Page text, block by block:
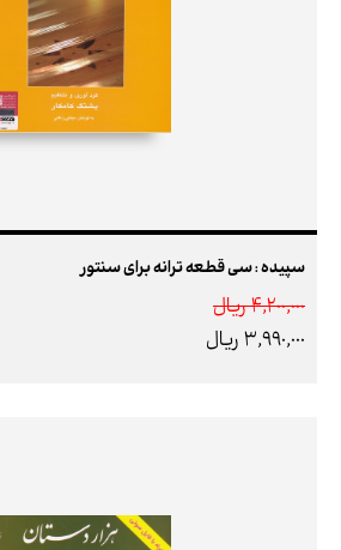
سپیده : سی‌ قطعه ترانه برای سنتور
4,200,000 ريال
3,990,000 ريال